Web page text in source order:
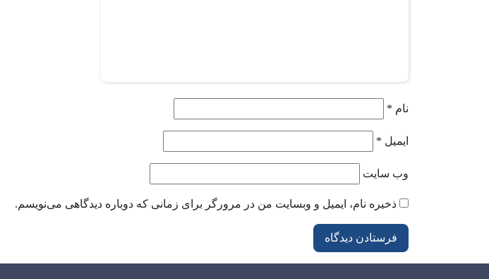
نام *
ایمیل *
وب‌ سایت
ذخیره نام، ایمیل و وبسایت من در مرورگر برای زمانی که دوباره دیدگاهی می‌نویسم.